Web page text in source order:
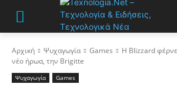
Αρχική Ψυχαγωγία Games
Η Blizzard
νέο ήρωα, την Brigitte
Ψυχαγωγία Games